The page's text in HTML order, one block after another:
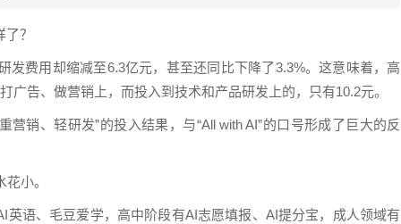
？
发费用却缩减至6.3亿元，甚至还同比下降了3.3%。这意味着，高
广告、做营销上，而投入到技术和产品研发上的，只有10.2元。
营销、轻研发”的投入结果，与“All with AI”的口号形成了巨大的反
小。
语、毛豆爱学，高中阶段有AI志愿填报、AI提分宝，成人领域有